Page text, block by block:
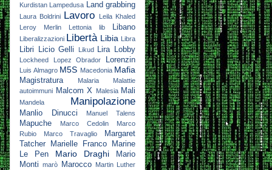
Kurdistan Lampedusa Land grabbing
Laura Boldrini Lavoro
Leila Khaled
Leroy Merlin
Lettonia lib Libano
Liberalizzazioni Libertà Libia Libra
Libri Licio Gelli Likud Lira Lobby
Lockheed Lopez Obrador Lorenzin
Luis Almagro M5S Macedonia Mafia
Magistratura Malaria
Malattie
autoimmuni Malcom X Malesia Mali
Mandela Manipolazione
Manlio Dinucci Manuel Talens
Mapuche Marco Cedolin
Marco
Rubio
Marco Travaglio
Margaret
Tatcher
Marielle Franco
Marine
Le Pen
Mario Draghi
Mario
Monti
marò Marocco
Martin Luther